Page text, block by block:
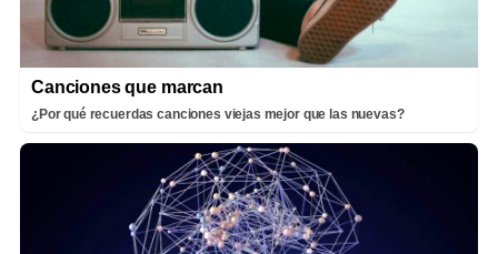
Canciones que marcan
¿Por qué recuerdas canciones viejas mejor que las nuevas?